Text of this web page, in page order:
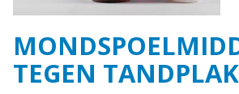
TEGEN TANDPLAK